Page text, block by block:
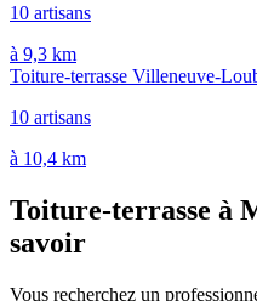
10 artisans
à 9,3 km
Toiture-terrasse Villeneuve-
10 artisans
à 10,4 km
Toiture-terrasse à
savoir
Vous recherchez un